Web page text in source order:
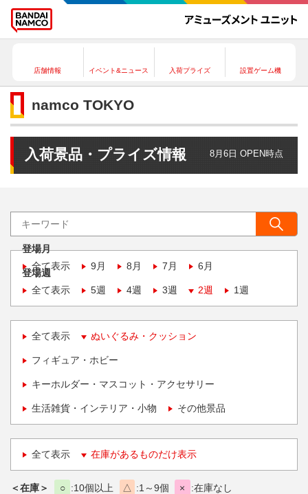
店舗情報 イベント&ニュース 入荷プライズ 設置ゲーム機
namco TOKYO
入荷景品・プライズ情報 8月6日 OPEN時点
登場月
全て表示
9月 8月 7月 6月
登場週
全て表示
5週 4週 3週 2週 1週
全て表示 ぬいぐるみ・クッション
フィギュア・ホビー
キーホルダー・マスコット・アクセサリー
生活雑貨・インテリア・小物 その他景品
全て表示 在庫があるものだけ表示
＜在庫＞ ○ 10個以上 △ 1～9個 × 在庫なし